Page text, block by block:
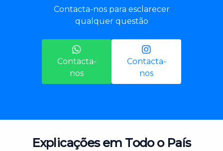
Contacta-nos para esclarecer
qualquer questão
Contacta-
nos
Contacta-
nos
Explicações em Todo o País